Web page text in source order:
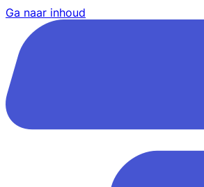
Ga naar inhoud